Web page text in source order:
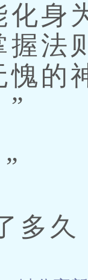
化身
握法
愧的
”
久